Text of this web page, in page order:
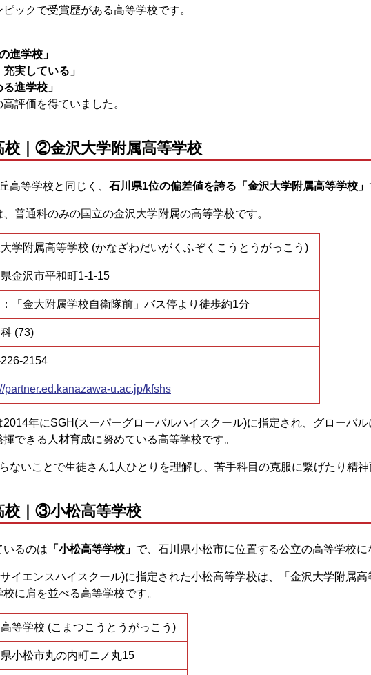
ックで受賞歴がある高等学校です。
進学校」
実している」
進学校」
評価を得ていました。
校｜②金沢大学附属高等学校
高等学校と同じく、 石川県1位の偏差値を誇る「金沢大学附属高等学校」
普通科のみの国立の金沢大学附属の高等学校です。
学附属高等学校 (かなざわだいがくふぞくこうとうがっこう)
金沢市平和町1-1-15
「金大附属学校自衛隊前」バス停より徒歩約1分
(73)
2154
partner.ed.kanazawa-u.ac.jp/kfshs
年にSGH(スーパーグローバルハイスクール)に指定され、グローバ
できる人材育成に努めている高等学校です。
ないことで生徒さん1人ひとりを理解し、苦手科目の克服に繋げたり精
校｜③小松高等学校
いるのは 「小松高等学校」 で、石川県小松市に位置する公立の高等学校に
イエンスハイスクール)に指定された小松高等学校は、「金沢大学附属
に肩を並べる高等学校です。
等学校 (こまつこうとうがっこう)
小松市丸の内町ニノ丸15